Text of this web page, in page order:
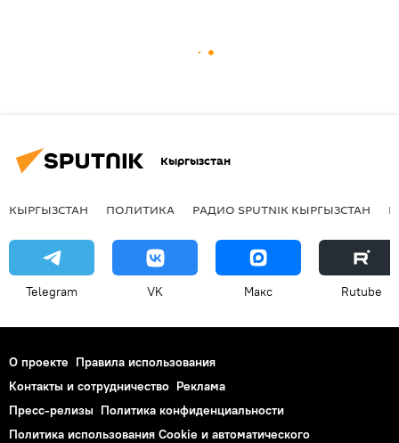
Кыргызстан
КЫРГЫЗСТАН ПОЛИТИКА РАДИО SPUTNIK КЫРГЫЗСТАН
Telegram VK Макс Rutube
О проекте Правила использования
Контакты и сотрудничество Реклама
Пресс-релизы Политика конфиденциальности
Политика использования Cookie и автоматического